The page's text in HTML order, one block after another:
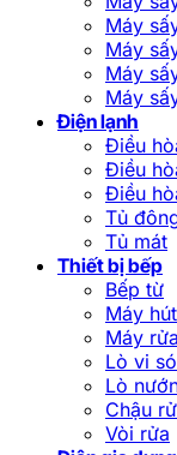
Máy
Máy
Máy
Máy
Điện lạnh
Điều
Điều
Điều
Tủ
Tủ mát
Thiết bị bếp
Bếp từ
Máy
Máy
Lò vi
Lò
Chậu
Vòi rửa